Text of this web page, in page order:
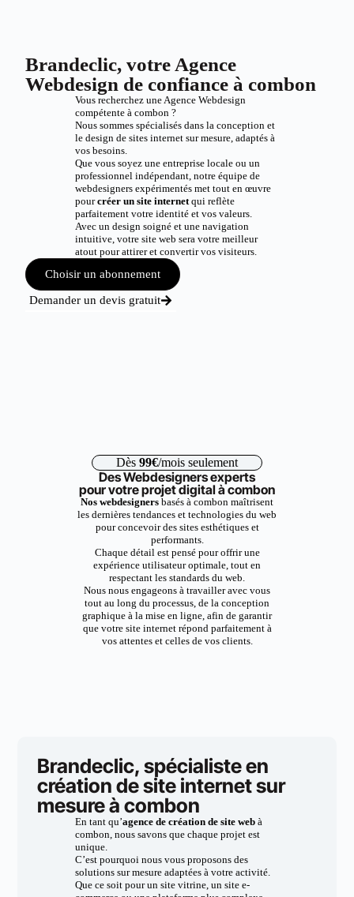
Brandeclic, votre Agence
Webdesign de confiance à combon
Vous recherchez une Agence Webdesign
compétente à combon ?
Nous sommes spécialisés dans la conception et
le design de sites internet sur mesure, adaptés à
vos besoins.
Que vous soyez une entreprise locale ou un
professionnel indépendant, notre équipe de
webdesigners expérimentés met tout en œuvre
pourcréer un site internetqui reflète
parfaitement votre identité et vos valeurs.
Avec un design soigné et une navigation
intuitive, votre site web sera votre meilleur
atout pour attirer et convertir vos visiteurs.
Choisir un abonnement
Demander un devis gratuit
Dès 99€/mois seulement
Des Webdesigners experts
pour votre projet digital à combon
Nos webdesigners basés à combon maîtrisent
les dernières tendances et technologies du web
pour concevoir des sites esthétiques et
performants.
Chaque détail est pensé pour offrir une
expérience utilisateur optimale, tout en
respectant les standards du web.
Nous nous engageons à travailler avec vous
tout au long du processus, de la conception
graphique à la mise en ligne, afin de garantir
que votre site internet répond parfaitement à
vos attentes et celles de vos clients.
Brandeclic, spécialiste en
création de site internet sur
mesure à combon
En tant qu’agence de création de site webà
combon, nous savons que chaque projet est
unique.
C’est pourquoi nous vous proposons des
solutions sur mesure adaptées à votre activité.
Que ce soit pour un site vitrine, un site e-